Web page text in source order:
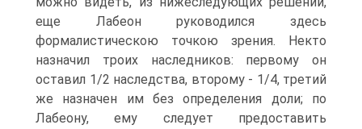
еще Лабеон руководился здесь
формалистическою точкою зрения. Некто
назначил троих наследников: первому он
оставил 1/2 наследства, второму - 1/4, третий
же назначен им без определения доли; по
Лабеону, ему следует предоставить